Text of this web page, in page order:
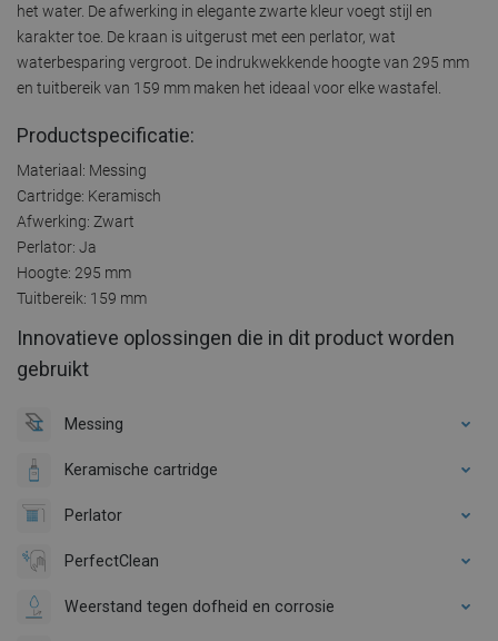
het water. De afwerking in elegante zwarte kleur voegt stijl en
karakter toe. De kraan is uitgerust met een perlator, wat
waterbesparing vergroot. De indrukwekkende hoogte van 295 mm
en tuitbereik van 159 mm maken het ideaal voor elke wastafel.
Productspecificatie:
Materiaal: Messing
Cartridge: Keramisch
Afwerking: Zwart
Perlator: Ja
Hoogte: 295 mm
Tuitbereik: 159 mm
Innovatieve oplossingen die in dit product worden
gebruikt
Messing
Keramische cartridge
Perlator
PerfectClean
Weerstand tegen dofheid en corrosie